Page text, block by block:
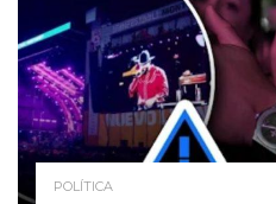
POLÍTICA